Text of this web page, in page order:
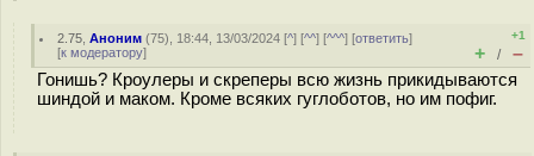
2.75 ,Аноним (75), 18:44, 13/03/2024 [^] [^^] [^^^] [ответить]
[к модератору]
+1
+ / –
Гонишь? Кроулеры и скреперы всю жизнь прикидываются
шиндой и маком. Кроме всяких гуглоботов, но им пофиг.